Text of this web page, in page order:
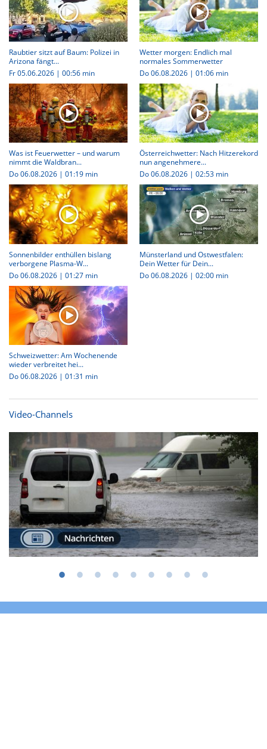
Raubtier sitzt auf Baum: Polizei in
Arizona fängt...
Fr 05.06.2026 | 00:56 min
Wetter morgen: Endlich mal
normales Sommerwetter
Do 06.08.2026 | 01:06 min
Was ist Feuerwetter – und warum
nimmt die Waldbran...
Do 06.08.2026 | 01:19 min
Österreichwetter: Nach Hitzerekord
nun angenehmere...
Do 06.08.2026 | 02:53 min
Sonnenbilder enthüllen bislang
verborgene Plasma-W...
Do 06.08.2026 | 01:27 min
Münsterland und Ostwestfalen:
Dein Wetter für Dein...
Do 06.08.2026 | 02:00 min
Schweizwetter: Am Wochenende
wieder verbreitet hei...
Do 06.08.2026 | 01:31 min
Video-Channels